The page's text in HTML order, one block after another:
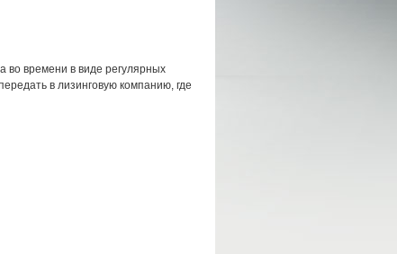
во времени в виде регулярных
в лизинговую компанию, где